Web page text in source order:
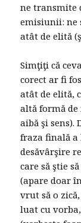
ne transmite
emisiunii: ne
atât de elită
Simţiţi că
corect ar fi
atât de elită,
altă formă de
aibă şi
fraza finală
desăvârşire
care să ştie
(apare doar
vrut să o
luat cu